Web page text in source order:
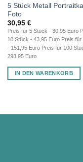
5 Stück Metall
Foto
30,95 €
Preis für 5 Stück - 30,95 Euro
10 Stück - 43,95 Euro Preis für
- 151,95 Euro Preis für 100
293,95 Euro
IN DEN WARENKORB